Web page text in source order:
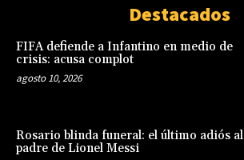
Destacados
FIFA defiende a Infantino en medio de
crisis: acusa complot
agosto 10, 2026
Rosario blinda funeral: el último adiós al
padre de Lionel Messi